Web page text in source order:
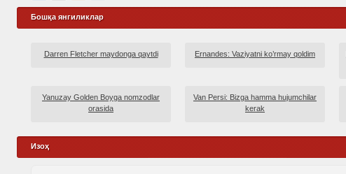
Бошқа янгиликлар
Darren Fletcher maydonga qaytdi Ernandes: Vaziyatni ko’rmay qoldim
Yanuzay Golden Boyga nomzodlar
orasida
Van Persi: Bizga hamma hujumchilar
kerak
Изоҳ